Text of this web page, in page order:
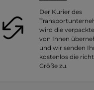
Der Kurier des
wird die
von Ihnen
und wir senden
kostenlos die
Größe zu.